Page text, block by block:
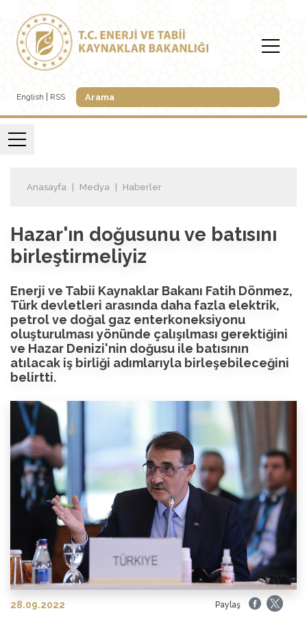
English RSS
Anasayfa Medya Haberler
Hazar'ın doğusunu ve batısını
birleştirmeliyiz
Enerji ve Tabii Kaynaklar Bakanı Fatih Dönmez,
Türk devletleri arasında daha fazla elektrik,
petrol ve doğal gaz enterkoneksiyonu
oluşturulması yönünde çalışılması gerektiğini
ve Hazar Denizi'nin doğusu ile batısının
atılacak iş birliği adımlarıyla birleşebileceğini
belirtti.
28.09.2022 Paylaş